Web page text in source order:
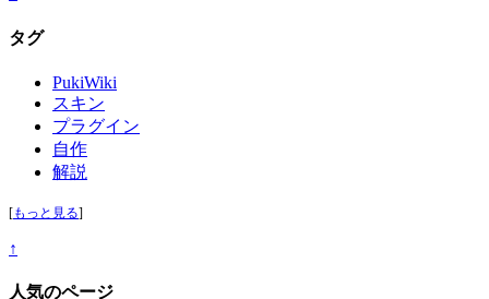
タグ
PukiWiki
スキン
プラグイン
自作
解説
[もっと見る]
↑
人気のページ